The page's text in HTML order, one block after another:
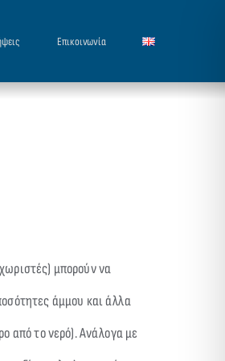
Επικοινωνία
μπορούν να
άμμου και άλλα
από το νερό). Ανάλογα με